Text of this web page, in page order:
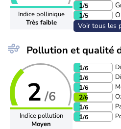
Indice pollinique
Très faible
1/5
1/5
Voir tous les
Pollution et qualité
2 /6
Indice pollution
Moyen
1/6
1/6
1/6
2/6
1/6
1/6